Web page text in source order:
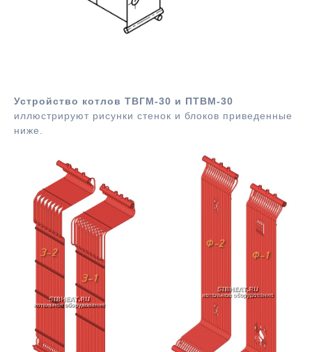
Устройство котлов ТВГМ-30 и ПТВМ-30
иллюстрируют рисунки стенок и блоков приведенные
ниже.